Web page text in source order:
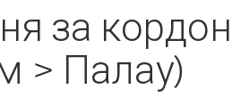
за
> Палау)